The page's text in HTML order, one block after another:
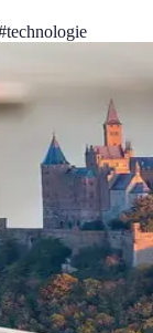
technologie